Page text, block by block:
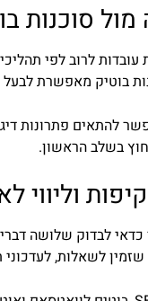
מול סוכנות
עובדות לרוב לפי
בוטיק מאפשרת
בשלב הראשון.
וליווי
לבדוק שלושה
לשאלות,